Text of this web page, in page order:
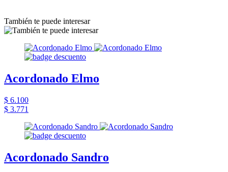
También te puede interesar
Acordonado Elmo
$ 6.100
$ 3.771
Acordonado Sandro